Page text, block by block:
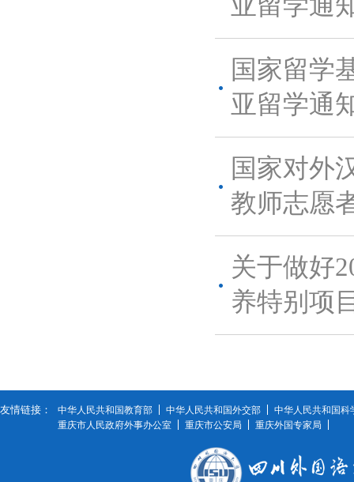
国家留学
亚留学通
国家对外
教师志愿
关于做好
养特别项
友情链接： 中华人民共和国教育部 中华人民共和国外交部
中华人民共和国科
重庆市人民政府外事办公室
重庆市公安局 重庆外国专家局